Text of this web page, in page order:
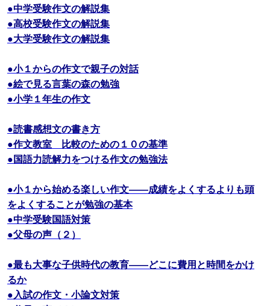
●中学受験作文の解説集
●高校受験作文の解説集
●大学受験作文の解説集
●小１からの作文で親子の対話
●絵で見る言葉の森の勉強
●小学１年生の作文
●読書感想文の書き方
●作文教室 比較のための１０の基準
●国語力読解力をつける作文の勉強法
●小１から始める楽しい作文――成績をよくするよりも頭
をよくすることが勉強の基本
●中学受験国語対策
●父母の声（２）
●最も大事な子供時代の教育――どこに費用と時間をかけ
るか
●入試の作文・小論文対策